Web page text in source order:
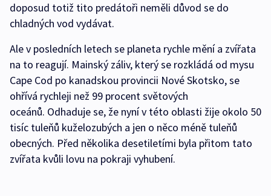
doposud totiž tito predátoři neměli důvod se do
chladných vod vydávat.
Ale v posledních letech se planeta rychle mění a zvířata
na to reagují. Mainský záliv, který se rozkládá od mysu
Cape Cod po kanadskou provincii Nové Skotsko, se
ohřívá rychleji než 99 procent světových
oceánů. Odhaduje se, že nyní v této oblasti žije okolo 50
tisíc tuleňů kuželozubých a jen o něco méně tuleňů
obecných. Před několika desetiletími byla přitom tato
zvířata kvůli lovu na pokraji vyhubení.